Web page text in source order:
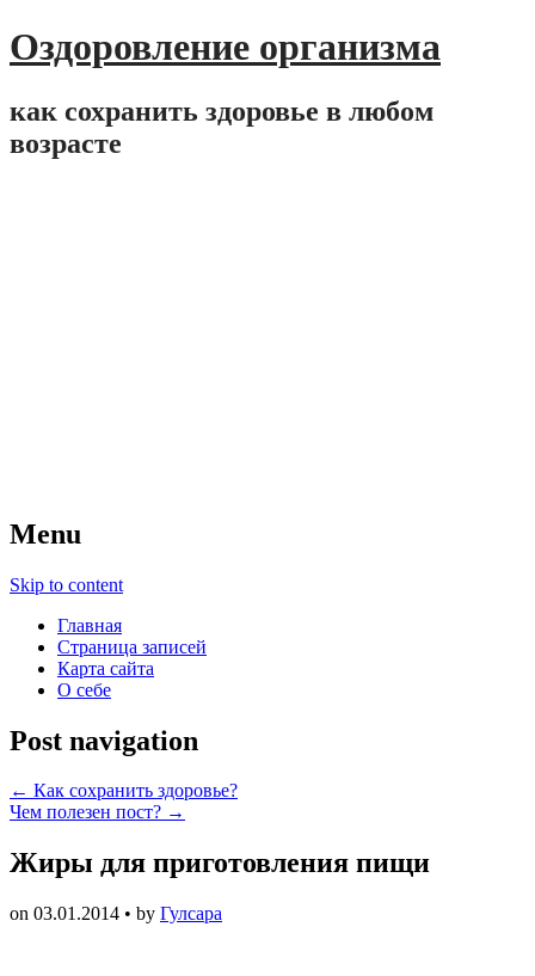
Оздоровление организма
как сохранить здоровье в любом
возрасте
Menu
Skip to content
Главная
Страница записей
Карта сайта
О себе
Post navigation
← Как сохранить здоровье?
Чем полезен пост? →
Жиры для приготовления пищи
on 03.01.2014 • by Гулсара